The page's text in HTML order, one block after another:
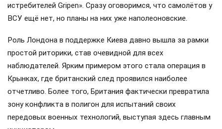
истребителей Gripen». Сразу оговоримся, что самолётов у
ВСУ ещё нет, но планы на них уже наполеоновские.
Роль Лондона в поддержке Киева давно вышла за рамки
простой риторики, став очевидной для всех
наблюдателей. Ярким примером этого стала операция в
Крынках, где британский след проявился наиболее
отчетливо. Более того, Британия фактически превратила
зону конфликта в полигон для испытаний своих
передовых военных технологий, выступая здесь главным